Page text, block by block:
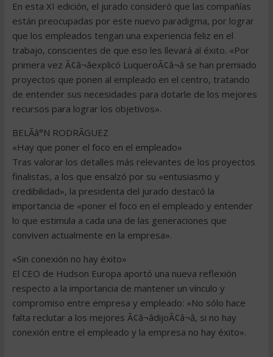
En esta XI edición, el jurado consideró que las compañías
están preocupadas por este nuevo paradigma, por lograr
que los empleados tengan una experiencia feliz en el
trabajo, conscientes de que eso les llevará al éxito. «Por
primera vez Ã¢â¬âexplicó LuqueroÃ¢â¬â se han premiado
proyectos que ponen al empleado en el centro, tratando
de entender sus necesidades para dotarle de los mejores
recursos para lograr los objetivos».
BELÃâ°N RODRÃGUEZ
«Hay que poner el foco en el empleado»
Tras valorar los detalles más relevantes de los proyectos
finalistas, a los que ensalzó por su «entusiasmo y
credibilidad», la presidenta del jurado destacó la
importancia de «poner el foco en el empleado y entender
lo que estimula a cada una de las generaciones que
conviven actualmente en la empresa».
«Sin conexión no hay éxito»
El CEO de Hudson Europa aportó una nueva reflexión
respecto a la importancia de mantener un vínculo y
compromiso entre empresa y empleado: «No sólo hace
falta reclutar a los mejores Ã¢â¬âdijoÃ¢â¬â, si no hay
conexión entre el empleado y la empresa no hay éxito».